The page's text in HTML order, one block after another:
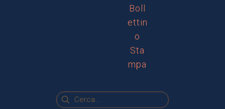
Boll
ettin
o
Sta
mpa